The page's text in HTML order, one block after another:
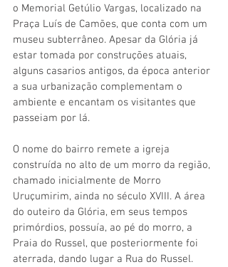
o Memorial Getúlio Vargas, localizado na
Praça Luís de Camões, que conta com um
museu subterrâneo. Apesar da Glória já
estar tomada por construções atuais,
alguns casarios antigos, da época anterior
a sua urbanização complementam o
ambiente e encantam os visitantes que
passeiam por lá.
O nome do bairro remete a igreja
construída no alto de um morro da região,
chamado inicialmente de Morro
Uruçumirim, ainda no século XVIII. A área
do outeiro da Glória, em seus tempos
primórdios, possuía, ao pé do morro, a
Praia do Russel, que posteriormente foi
aterrada, dando lugar a Rua do Russel.